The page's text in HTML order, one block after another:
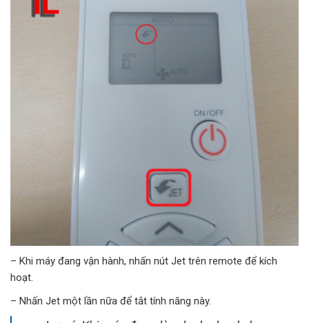
– Khi máy đang vận hành, nhấn nút Jet trên remote để kích
hoạt.
– Nhấn Jet một lần nữa để tắt tính năng này.